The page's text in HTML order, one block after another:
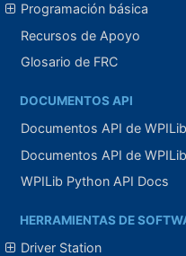
Programación básica
Recursos de Apoyo
Glosario de FRC
DOCUMENTOS API
Documentos API de
Documentos API de
WPILib Python API Docs
HERRAMIENTAS DE
Driver Station